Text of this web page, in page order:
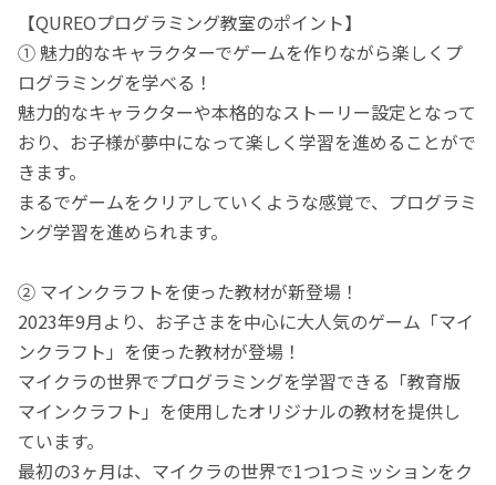
【QUREOプログラミング教室のポイント】
① 魅力的なキャラクターでゲームを作りながら楽しくプ
ログラミングを学べる！
魅力的なキャラクターや本格的なストーリー設定となって
おり、お子様が夢中になって楽しく学習を進めることがで
きます。
まるでゲームをクリアしていくような感覚で、プログラミ
ング学習を進められます。
② マインクラフトを使った教材が新登場！
2023年9月より、お子さまを中心に大人気のゲーム「マイ
ンクラフト」を使った教材が登場！
マイクラの世界でプログラミングを学習できる「教育版
マインクラフト」を使用したオリジナルの教材を提供し
ています。
最初の3ヶ月は、マイクラの世界で1つ1つミッションをク